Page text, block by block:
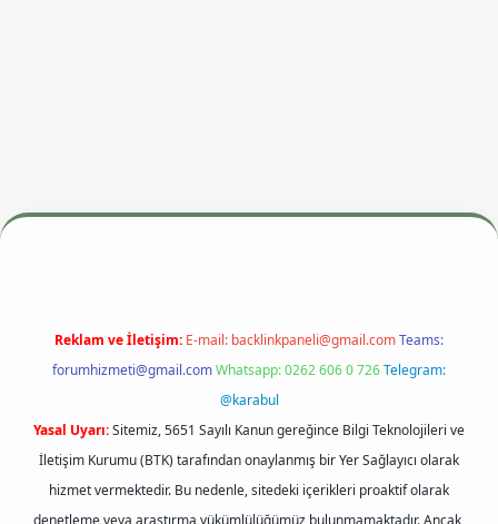
betexper.xyzm elexbet
Reklam ve İletişim: E-mail: backlinkpaneli@gmail.comTeams:
forumhizmeti@gmail.comWhatsapp: 0262 606 0 726Telegram:
@karabul
Yasal Uyarı:Sitemiz, 5651 Sayılı Kanun gereğince Bilgi Teknolojileri ve
İletişim Kurumu (BTK) tarafından onaylanmış bir Yer Sağlayıcı olarak
hizmet vermektedir. Bu nedenle, sitedeki içerikleri proaktif olarak
denetleme veya araştırma yükümlülüğümüz bulunmamaktadır. Ancak,